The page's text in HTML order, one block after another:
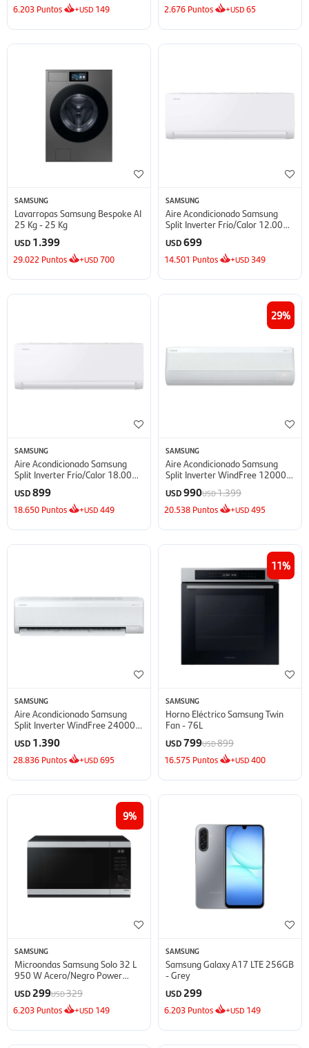
6.203 Puntos +USD 149 2.676 Puntos +USD65
SAMSUNG
Lavarropas Samsung Bespoke AI
25 Kg - 25 Kg
USD 1.399
29.022 Puntos +USD700
SAMSUNG
Aire Acondicionado Samsung
Split Inverter Frío/Calor 12.000
BTU - BTU
USD699
14.501 Puntos +USD 349
SAMSUNG
Aire Acondicionado Samsung
Split Inverter Frío/Calor 18.000
BTU - BTU
USD899
18.650 Puntos +USD449
29
SAMSUNG
Aire Acondicionado Samsung
Split Inverter WindFree 12000
BTU - BTU
USD990USD1.399
20.538 Puntos +USD495
SAMSUNG
Aire Acondicionado Samsung
Split Inverter WindFree 24000
BTU - BTU
USD 1.390
28.836 Puntos +USD695
11
SAMSUNG
Horno Eléctrico Samsung Twin
Fan - 76L
USD799USD899
16.575 Puntos +USD400
9
SAMSUNG
Microondas Samsung Solo 32 L
950 W Acero/Negro Power
USD 299USD329
6.203 Puntos +USD 149
SAMSUNG
Samsung Galaxy A17 LTE 256GB
- Grey
USD 299
6.203 Puntos +USD 149